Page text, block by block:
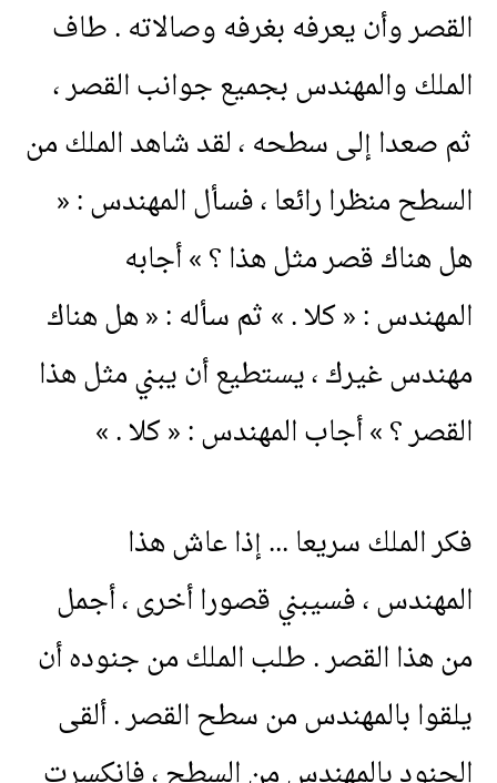
القصر وأن يعرفه بغرفه وصالاته . طاف
الملك والمهندس بجميع جوانب القصر ،
ثم صعدا إلى سطحه ، لقد شاهد الملك من
السطح منظرا رائعا ، فسأل المهندس : «
هل هناك قصر مثل هذا ؟ »أجابه
المهندس : «كلا . » ثم سأله : « هل هناك
مهندس غيرك ، يستطيع أن يبني مثل هذا
القصر ؟ »أجاب المهندس : «كلا . »
فكر الملك سريعا ... إذا عاش هذا
المهندس ، فسيبني قصورا أخرى ،أجمل
من هذا القصر . طلب الملك من جنوده أن
يلقوا بالمهندس من سطح القصر .ألقى
الجنود بالمهندس من السطح ، فانكسرت